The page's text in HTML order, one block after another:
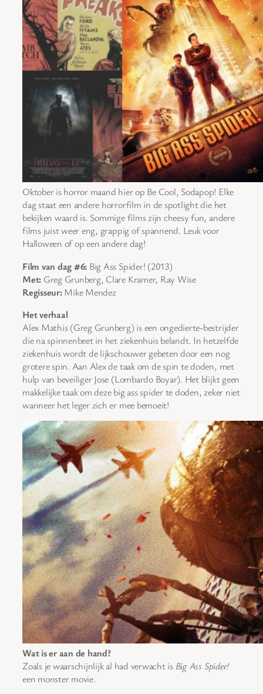
Oktober is horror maand hier op Be Cool, Sodapop! Elke
dag staat een andere horrorfilm in de spotlight die het
bekijken waard is. Sommige films zijn cheesy fun, andere
films juist weer eng, grappig of spannend. Leuk voor
Halloween of op een andere dag!
Film van dag #6: Big Ass Spider! (2013)
Met: Greg Grunberg, Clare Kramer, Ray Wise
Regisseur:Mike Mendez
Het verhaal
Alex Mathis (Greg Grunberg) is een ongedierte-bestrijder
die na spinnenbeet in het ziekenhuis belandt. In hetzelfde
ziekenhuis wordt de lijkschouwer gebeten door een nog
grotere spin. Aan Alex de taak om de spin te doden, met
hulp van beveiliger Jose (Lombardo Boyar). Het blijkt geen
makkelijke taak om deze big ass spider te doden, zeker niet
wanneer het leger zich er mee bemoeit!
Wat is er aan de hand?
Zoals je waarschijnlijk al had verwacht is Big Ass Spider!
een monster movie.